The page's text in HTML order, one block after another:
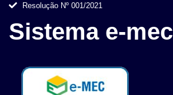
Resolução Nº 001/2021
Sistema e-mec